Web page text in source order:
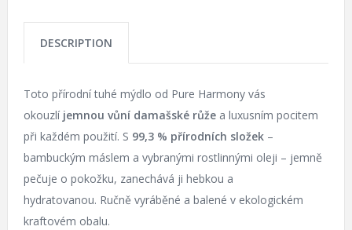
DESCRIPTION
Toto přírodní tuhé mýdlo od Pure Harmony vás
okouzlíjemnou vůní damašské růže a luxusním pocitem
při každém použití. S 99,3 % přírodních složek–
bambuckým máslem a vybranými rostlinnými oleji – jemně
pečuje o pokožku, zanechává ji hebkou a
hydratovanou. Ručně vyráběné a balené v ekologickém
kraftovém obalu.